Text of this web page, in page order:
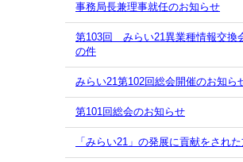
事務局長兼理事就任のお知らせ
第103回 みらい21異業種情報交換
の件
みらい21第102回総会開催のお知ら
第101回総会のお知らせ
「みらい21」の発展に貢献をされた